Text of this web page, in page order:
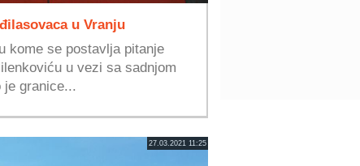
u Vranju
kome se postavlja pitanje
u vezi sa sadnjom
je granice...
27.03.2021 11:25